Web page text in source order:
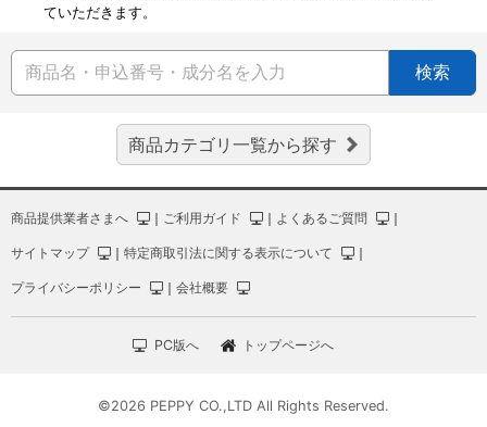
ていただきます。
検索
商品カテゴリ一覧から探す
商品提供業者さまへ ｜ ご利用ガイド ｜ よくあるご質問 ｜
サイトマップ ｜ 特定商取引法に関する表示について ｜
プライバシーポリシー ｜ 会社概要
PC版へ トップページへ
©2026 PEPPY CO.,LTD All Rights Reserved.